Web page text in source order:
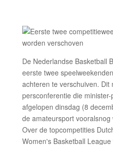
De Nederlandse Basketball
eerste twee
achteren te verschuiven. Dit
persconferentie die
afgelopen dinsdag (8
de amateursport
Over de topcompetities
Women's Basketball